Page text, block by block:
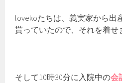
lovekoたちは、義実家から出
貰っていたので、それを着せ
そして10時30分に入院中の会